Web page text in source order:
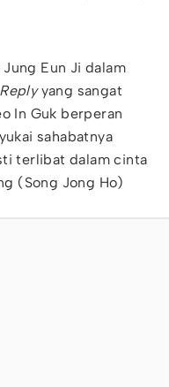
Eun Ji dalam
Replyyang sangat
In Guk berperan
sahabatnya
terlibat dalam cinta
(Song Jong Ho)